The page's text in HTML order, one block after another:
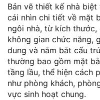
Bản vẽ thiết kế nhà
cái nhìn chi tiết về mặt
ngôi nhà, từ kích
không gian chức năng,
dung và nắm bắt cấu
thường bao gồm mặt
tầng lầu, thể hiện cách
như phòng khách,
vực sinh hoạt chung.